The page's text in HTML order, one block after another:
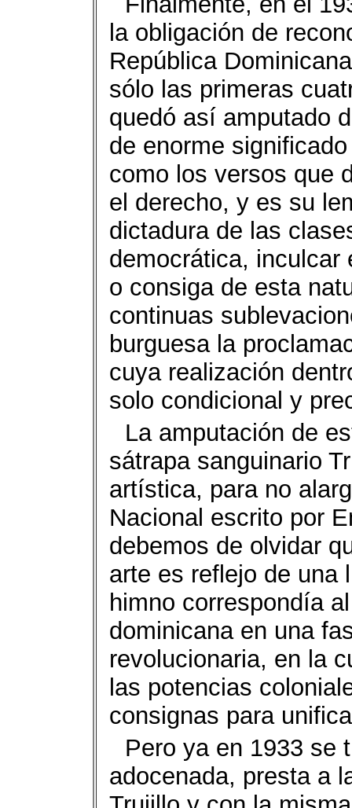
la obligación de
República
sólo las primeras
quedó así amputado
de enorme
como los versos que
el derecho, y es su
dictadura de las
democrática, inculcar
o consiga de esta
continuas
burguesa la
cuya realización
solo condicional y
La amputación de
sátrapa sanguinario
artística, para no
Nacional escrito por
debemos de olvidar
arte es reflejo de una
himno correspondía
dominicana en una
revolucionaria, en la
las potencias
consignas para
Pero ya en 1933 se
adocenada, presta a